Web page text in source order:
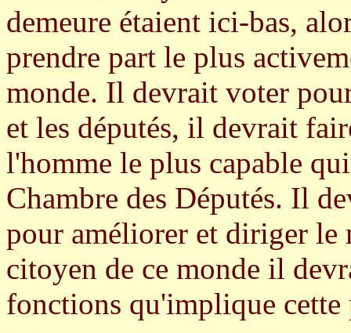
demeure étaient ici-bas,
prendre part le plus
monde. Il devrait voter
et les députés, il devrait
l'homme le plus capable
Chambre des Députés. Il
pour améliorer et diriger le
citoyen de ce monde il
fonctions qu'implique